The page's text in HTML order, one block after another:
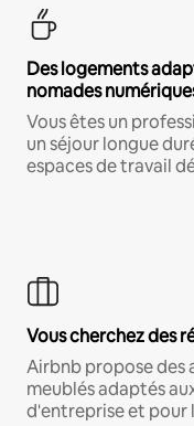
Des logements
nomades
Vous êtes un
un séjour longue
espaces de travail
Vous cherchez des
Airbnb propose
meublés adaptés
d'entreprise et pour